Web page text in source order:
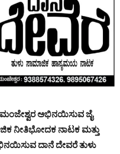
ಅಭಿನಯಿಸುವ ಜೈ
ನೀತಿಭೋದಕ ನಾಟಕ ಮತ್ತು
ದಾನೆ ದೇವರೆ ತುಳು